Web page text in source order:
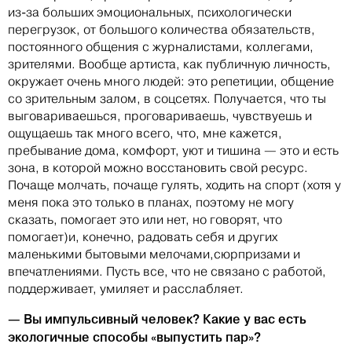
из-за больших эмоциональных, психологически
перегрузок, от большого количества обязательств,
постоянного общения с журналистами, коллегами,
зрителями. Вообще артиста, как публичную личность,
окружает очень много людей: это репетиции, общение
со зрительным залом, в соцсетях. Получается, что ты
выговариваешься, проговариваешь, чувствуешь и
ощущаешь так много всего, что, мне кажется,
пребывание дома, комфорт, уют и тишина — это и есть
зона, в которой можно восстановить свой ресурс.
Почаще молчать, почаще гулять, ходить на спорт (хотя у
меня пока это только в планах, поэтому не могу
сказать, помогает это или нет, но говорят, что
помогает)и, конечно, радовать себя и других
маленькими бытовыми мелочами,сюрпризами и
впечатлениями. Пусть все, что не связано с работой,
поддерживает, умиляет и расслабляет.
— Вы импульсивный человек? Какие у вас есть
экологичные способы «выпустить пар»?